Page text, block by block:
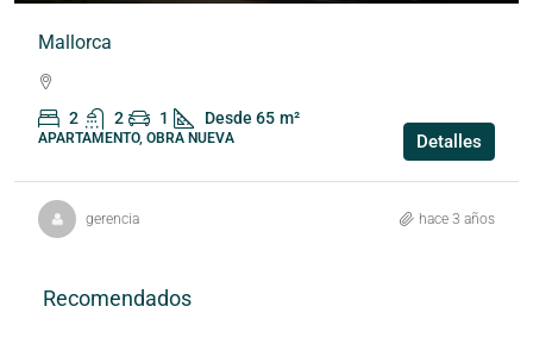
Mallorca
2 2 1 Desde 65 m²
APARTAMENTO, OBRA NUEVA Detalles
gerencia hace 3 años
Recomendados